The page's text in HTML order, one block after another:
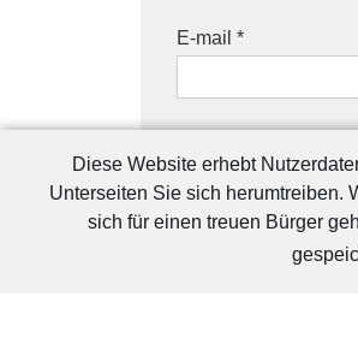
Diese Website erhebt
Unterseiten Sie sich herumtreiben.
sich für einen treuen Bürger
E-mail *